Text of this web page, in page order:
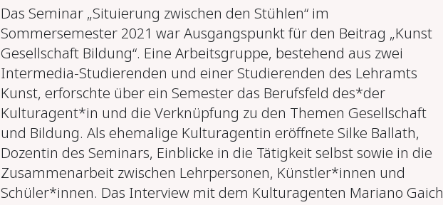
Das Seminar „Situierung zwischen den Stühlen“ im
Sommersemester 2021 war Ausgangspunkt für den Beitrag „Kunst
Gesellschaft Bildung“. Eine Arbeitsgruppe, bestehend aus zwei
Intermedia-Studierenden und einer Studierenden des Lehramts
Kunst, erforschte über ein Semester das Berufsfeld des*der
Kulturagent*in und die Verknüpfung zu den Themen Gesellschaft
und Bildung. Als ehemalige Kulturagentin eröffnete Silke Ballath,
Dozentin des Seminars, Einblicke in die Tätigkeit selbst sowie in die
Zusammenarbeit zwischen Lehrpersonen, Künstler*innen und
Schüler*innen. Das Interview mit dem Kulturagenten Mariano Gaich